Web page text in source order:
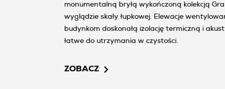
monumentalną bryłą wykończoną kolekcją
wyglądzie skały łupkowej. Elewacje
budynkom doskonałą izolację termiczną i
łatwe do utrzymania w czystości.
ZOBACZ